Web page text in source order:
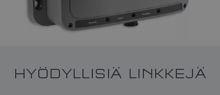
HYÖDYLLISIÄ LINKKEJÄ